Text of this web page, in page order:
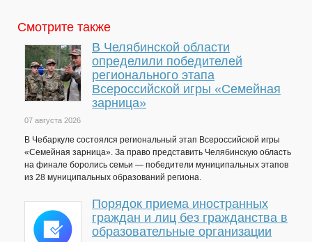
Смотрите также
В Челябинской области
определили победителей
регионального этапа
Всероссийской игры «Семейная
зарница»
07 августа 2026
В Чебаркуле состоялся региональный этап Всероссийской игры
«Семейная зарница». За право представить Челябинскую область
на финале боролись семьи — победители муниципальных этапов
из 28 муниципальных образований региона.
Порядок приема иностранных
граждан и лиц без гражданства в
образовательные организации